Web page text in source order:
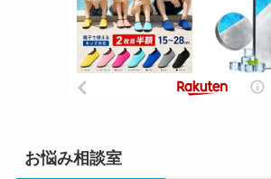
お悩み相談室